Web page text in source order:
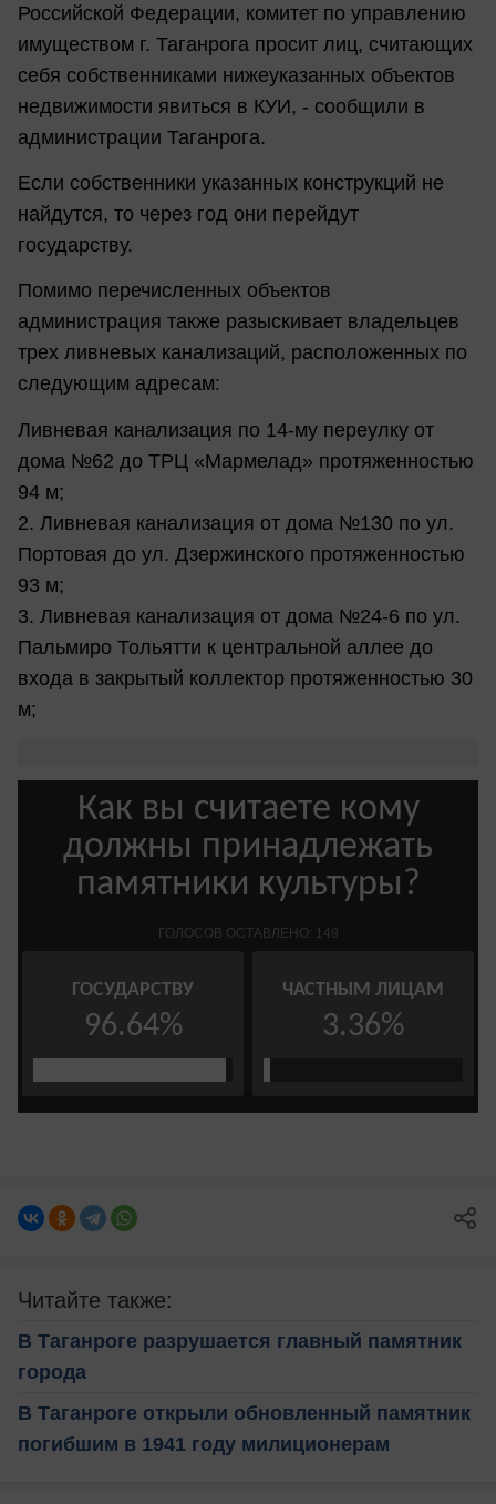
Российской Федерации, комитет по управлению
имуществом г. Таганрога просит лиц, считающих
себя собственниками нижеуказанных объектов
недвижимости явиться в КУИ, - сообщили в
администрации Таганрога.
Если собственники указанных конструкций не
найдутся, то через год они перейдут
государству.
Помимо перечисленных объектов
администрация также разыскивает владельцев
трех ливневых канализаций, расположенных по
следующим адресам:
Ливневая канализация по 14-му переулку от
дома №62 до ТРЦ «Мармелад» протяженностью
94 м;
2. Ливневая канализация от дома №130 по ул.
Портовая до ул. Дзержинского протяженностью
93 м;
3. Ливневая канализация от дома №24-6 по ул.
Пальмиро Тольятти к центральной аллее до
входа в закрытый коллектор протяженностью 30
м;
Читайте также:
В Таганроге разрушается главный памятник
города
В Таганроге открыли обновленный памятник
погибшим в 1941 году милиционерам